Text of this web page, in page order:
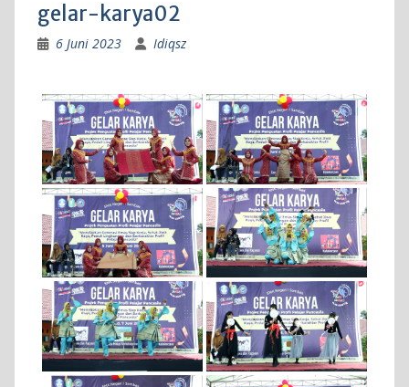
gelar-karya02
6 Juni 2023 Idiqsz